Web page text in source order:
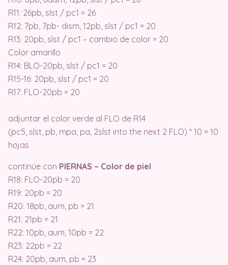
R11: 26pb, slst / pc1 = 26
R12: 7pb, 7pb- dism, 12pb, slst / pc1 = 20
R13: 20pb, slst / pc1 – cambio de color = 20
Color amarillo
R14: BLO-20pb, slst / pc1 = 20
R15-16: 20pb, slst / pc1 = 20
R17: FLO-20pb = 20
adjuntar el color verde al FLO de R14
(pc5, slst, pb, mpa, pa, 2slst into the next 2 FLO) * 10 = 10
hojas
continúe con PIERNAS – Color de piel
R18: FLO-20pb = 20
R19: 20pb = 20
R20: 18pb, aum, pb = 21
R21: 21pb = 21
R22: 10pb, aum, 10pb = 22
R23: 22pb = 22
R24: 20pb, aum, pb = 23